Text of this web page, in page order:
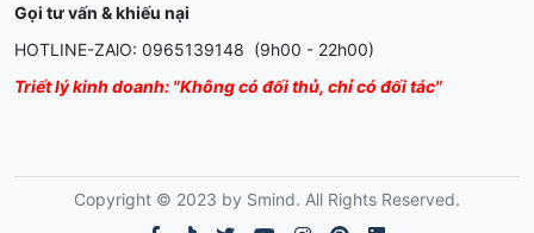
Gọi tư vấn & khiếu nại
HOTLINE-ZAlO: 0965139148 (9h00 - 22h00)
Triết lý kinh doanh: "Không có đối thủ, chỉ có đối tác"
Copyright © 2023 by Smind. All Rights Reserved.